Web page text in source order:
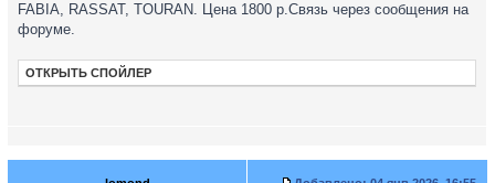
FABIA, RASSAT, TOURAN. Цена 1800 р.Связь через сообщения на
форуме.
ОТКРЫТЬ СПОЙЛЕР